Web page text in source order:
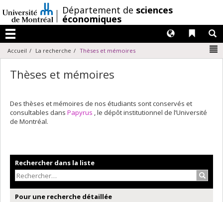
au
contenu
/Département de sciences
économiques
Menu
Liens
Langues
Accueil La recherche Thèses et mémoires
Thèses et mémoires
Des thèses et mémoires de nos étudiants sont conservés et
consultables dans Papyrus , le dépôt institutionnel de l’Université
de Montréal.
Rechercher dans la liste
Pour une recherche détaillée